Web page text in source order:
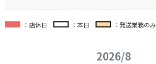
：店休日 ：本日 ：発送業務のみ
2026/8